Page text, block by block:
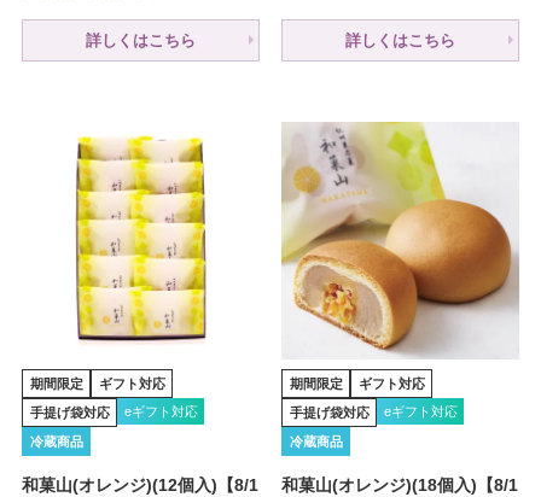
詳しくはこちら 詳しくはこちら
期間限定 ギフト対応
手提げ袋対応 eギフト対応
冷蔵商品
和菓山(オレンジ)(12個入)【8/1
期間限定 ギフト対応
手提げ袋対応 eギフト対応
冷蔵商品
和菓山(オレンジ)(18個入)【8/1